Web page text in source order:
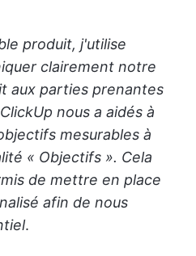
produit, j'utilise
clairement notre
aux parties prenantes
nous a aidés à
mesurables à
« Objectifs ». Cela
de mettre en place
afin de nous
.